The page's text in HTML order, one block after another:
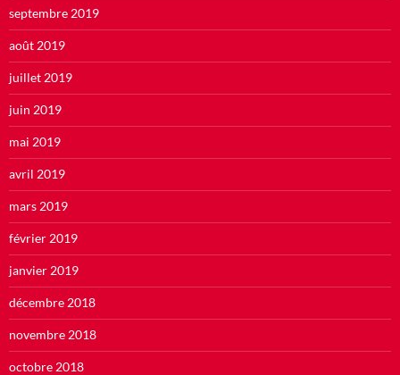
septembre 2019
août 2019
juillet 2019
juin 2019
mai 2019
avril 2019
mars 2019
février 2019
janvier 2019
décembre 2018
novembre 2018
octobre 2018